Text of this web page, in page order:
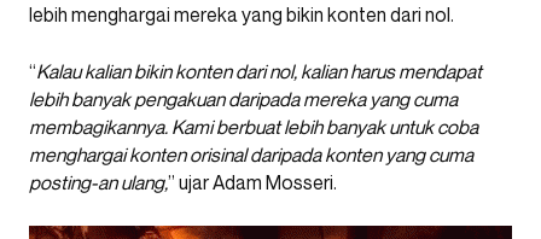
lebih menghargai mereka yang bikin konten dari nol.
“Kalau kalian bikin konten dari nol, kalian harus mendapat
lebih banyak pengakuan daripada mereka yang cuma
membagikannya. Kami berbuat lebih banyak untuk coba
menghargai konten orisinal daripada konten yang cuma
posting-an ulang,” ujar Adam Mosseri.